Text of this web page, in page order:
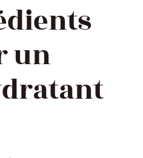
un